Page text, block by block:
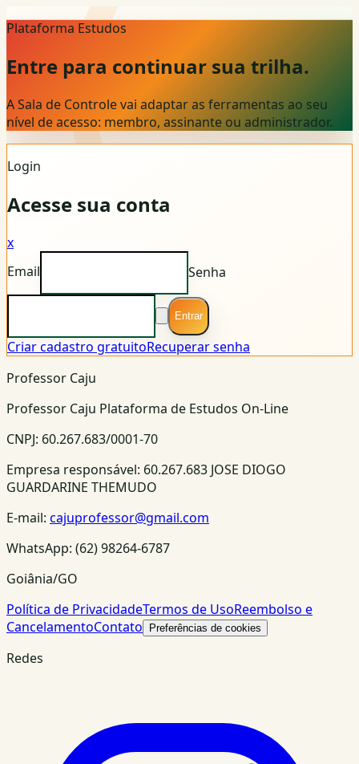
Plataforma Estudos
Entre para continuar sua trilha.
A Sala de Controle vai adaptar as ferramentas ao seu
nível de acesso: membro, assinante ou administrador.
Login
Acesse sua conta
x
Email
Senha
Entrar
Criar cadastro gratuitoRecuperar senha
Professor Caju
Professor Caju Plataforma de Estudos On-Line
CNPJ: 60.267.683/0001-70
Empresa responsável: 60.267.683 JOSE DIOGO
GUARDARINE THEMUDO
E-mail: cajuprofessor@gmail.com
WhatsApp: (62) 98264-6787
Goiânia/GO
Política de PrivacidadeTermos de UsoReembolso e
CancelamentoContato Preferências de cookies
Redes